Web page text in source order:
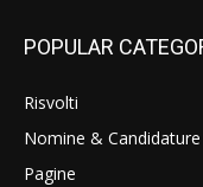
POPULAR
Risvolti
Nomine & Candidature
Pagine